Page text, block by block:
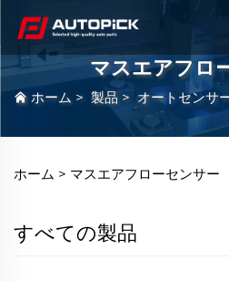
マスエアフロ
ホーム > 製品 > オートセンサ
ホーム > マスエアフローセンサー
すべての製品